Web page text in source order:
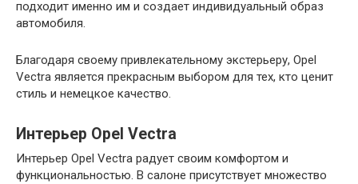
подходит именно им и создает индивидуальный образ
автомобиля.
Благодаря своему привлекательному экстерьеру, Opel
Vectra является прекрасным выбором для тех, кто ценит
стиль и немецкое качество.
Интерьер Opel Vectra
Интерьер Opel Vectra радует своим комфортом и
функциональностью. В салоне присутствует множество